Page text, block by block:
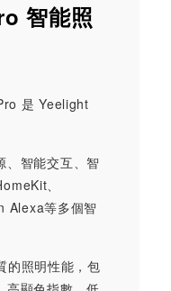
智能照
是 Yeelight
、智能交互、智
、
Alexa等多個智
的照明性能，包